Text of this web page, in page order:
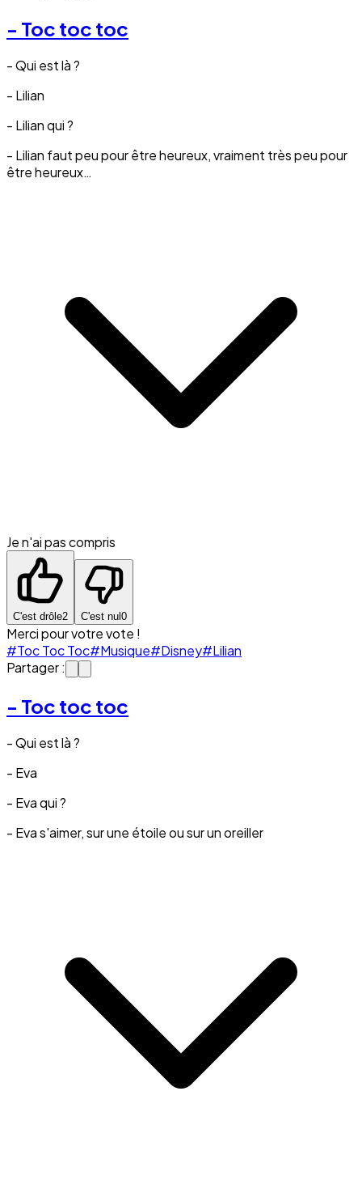
- Toc toc toc
- Qui est là ?
- Lilian
- Lilian qui ?
- Lilian faut peu pour être heureux, vraiment très peu pour
être heureux…
Je n'ai pas compris
C'est drôle2 C'est nul 0
Merci pour votre vote !
#Toc Toc Toc#Musique#Disney#Lilian
Partager :
- Toc toc toc
- Qui est là ?
- Eva
- Eva qui ?
- Eva s'aimer, sur une étoile ou sur un oreiller